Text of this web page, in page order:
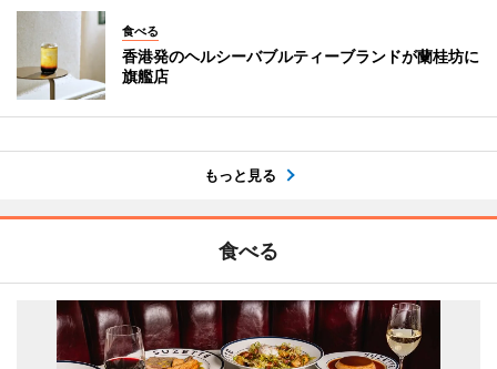
食べる
香港発のヘルシーバブルティーブランドが蘭桂坊に
旗艦店
もっと見る
食べる